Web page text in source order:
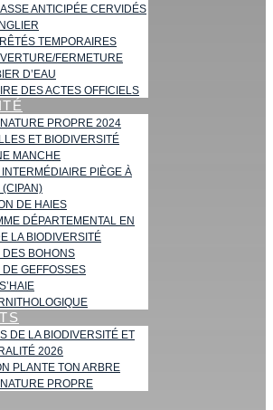
ANTICIPÉE CERVIDÉS
TEMPORAIRES
FERMETURE
D’EAU
DES ACTES OFFICIELS
NATURE PROPRE 2024
ET BIODIVERSITÉ
MANCHE
PIÈGE À
(CIPAN)
DE HAIES
DÉPARTEMENTAL EN
LA BIODIVERSITÉ
DES BOHONS
GEFFOSSES
DE LA BIODIVERSITÉ ET
2026
PLANTE TON ARBRE
PROPRE